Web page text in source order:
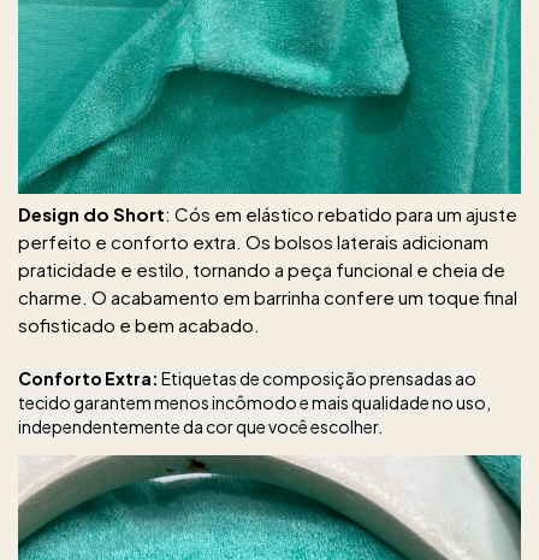
Design do Short: Cós em elástico rebatido para um ajuste
perfeito e conforto extra. Os bolsos laterais adicionam
praticidade e estilo, tornando a peça funcional e cheia de
charme. O acabamento em barrinha confere um toque final
sofisticado e bem acabado.
Conforto Extra: Etiquetas de composição prensadas ao
tecido garantem menos incômodo e mais qualidade no uso,
independentemente da cor que você escolher.